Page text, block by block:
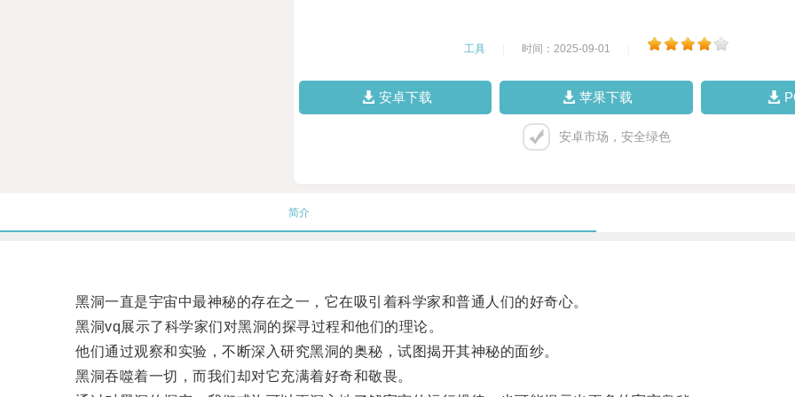
工具 时间：2025-09-01
安卓下载 苹果下载
安卓市场，安全绿色
简介
黑洞一直是宇宙中最神秘的存在之一，它在吸引着科学家和普通人们的好奇心。
黑洞vq展示了科学家们对黑洞的探寻过程和他们的理论。
他们通过观察和实验，不断深入研究黑洞的奥秘，试图揭开其神秘的面纱。
黑洞吞噬着一切，而我们却对它充满着好奇和敬畏。